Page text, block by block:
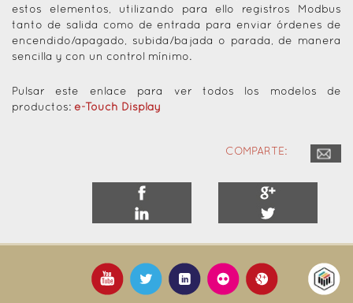
estos elementos, utilizando para ello registros Modbus
tanto de salida como de entrada para enviar órdenes de
encendido/apagado, subida/bajada o parada, de manera
sencilla y con un control mínimo.
Pulsar este enlace para ver todos los modelos de
productos: e-Touch Display
COMPARTE: